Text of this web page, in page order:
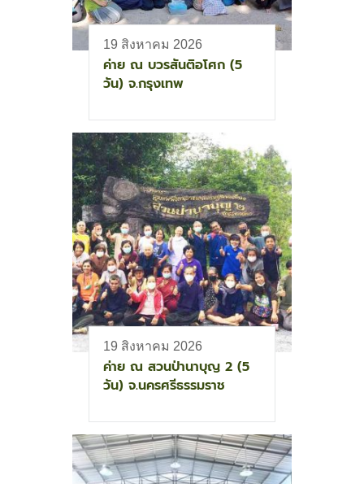
19 สิงหาคม 2026
ค่าย ณ บวรสันติอโศก (5
วัน) จ.กรุงเทพ
19 สิงหาคม 2026
ค่าย ณ สวนป่านาบุญ 2 (5
วัน) จ.นครศรีธรรมราช